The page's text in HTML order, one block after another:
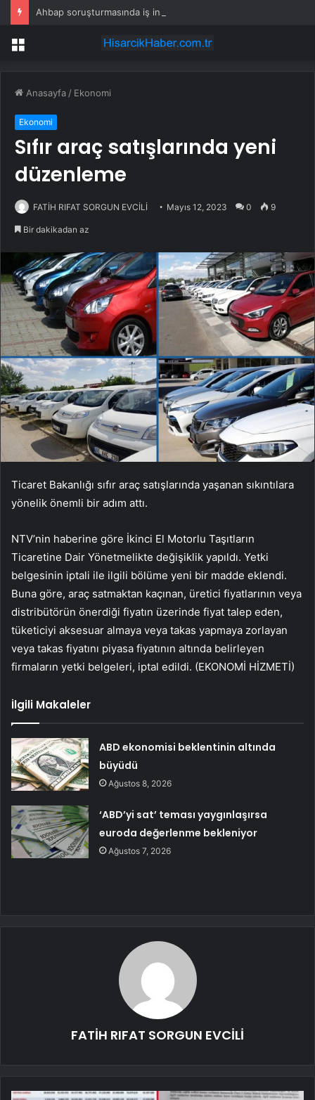
Menü
Anasayfa / Ekonomi
Ekonomi
Sıfır araç satışlarında yeni
düzenleme
FATİH RIFAT SORGUN EVCİLİ Mayıs 12, 2023 0 9
Bir dakikadan az
Ticaret Bakanlığı sıfır araç satışlarında yaşanan sıkıntılara
yönelik önemli bir adım attı.
NTV’nin haberine göre İkinci El Motorlu Taşıtların
Ticaretine Dair Yönetmelikte değişiklik yapıldı. Yetki
belgesinin iptali ile ilgili bölüme yeni bir madde eklendi.
Buna göre, araç satmaktan kaçınan, üretici fiyatlarının veya
distribütörün önerdiği fiyatın üzerinde fiyat talep eden,
tüketiciyi aksesuar almaya veya takas yapmaya zorlayan
veya takas fiyatını piyasa fiyatının altında belirleyen
firmaların yetki belgeleri, iptal edildi. (EKONOMİ HİZMETİ)
İlgili Makaleler
ABD ekonomisi beklentinin altında
büyüdü
Ağustos 8, 2026
‘ABD’yi sat’ teması yaygınlaşırsa
euroda değerlenme bekleniyor
Ağustos 7, 2026
FATİH RIFAT SORGUN EVCİLİ